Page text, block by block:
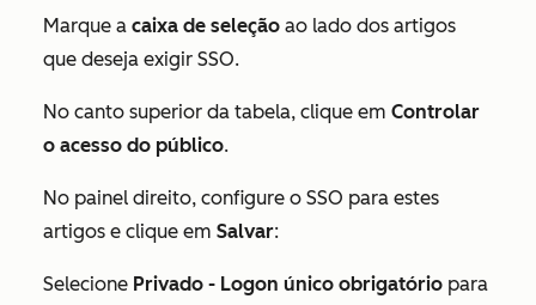
Marque a caixa de seleção ao lado dos artigos
que deseja exigir SSO.
No canto superior da tabela, clique em Controlar
o acesso do público.
No painel direito, configure o SSO para estes
artigos e clique em Salvar:
Selecione Privado - Logon único obrigatório para